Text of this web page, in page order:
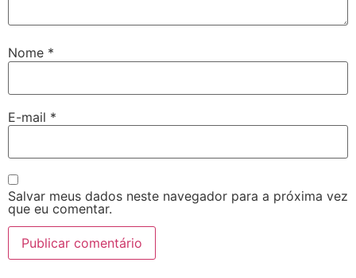
Nome *
E-mail *
Salvar meus dados neste navegador para a próxima vez
que eu comentar.